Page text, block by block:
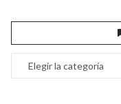
Categorías